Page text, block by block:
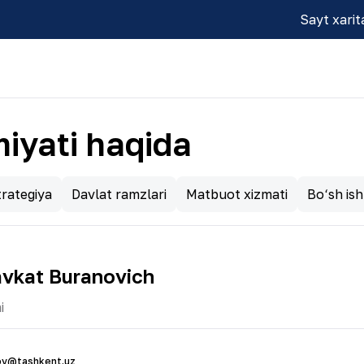
Sayt
haqida
Davlat ramzlari Matbuot xizmati Bo‘sh
Buranovich